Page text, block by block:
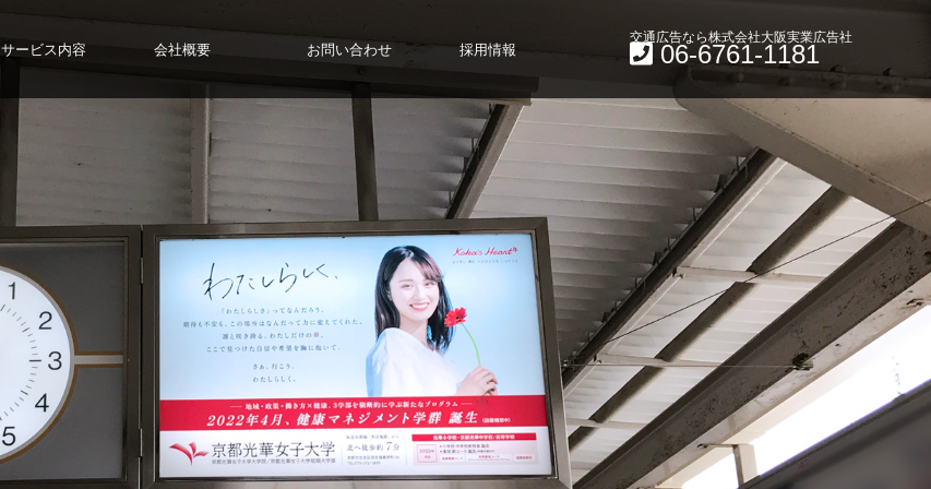
サービス内容 会社概要 お問い合わせ 採用情報
交通広告なら株式会社大阪実業広告社
06-6761-1181